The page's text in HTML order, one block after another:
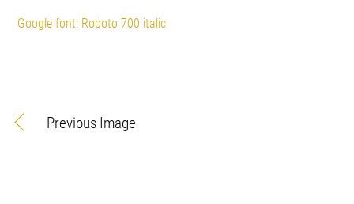
Google font: Roboto 700 italic
Previous Image